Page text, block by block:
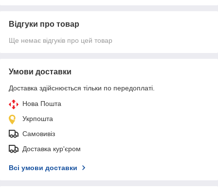
Відгуки про товар
Ще немає відгуків про цей товар
Умови доставки
Доставка здійснюється тільки по передоплаті.
Нова Пошта
Укрпошта
Самовивіз
Доставка кур'єром
Всі умови доставки